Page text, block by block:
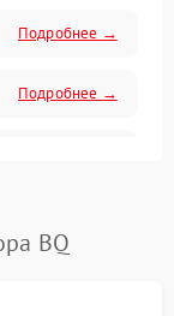
Подробнее →
Подробнее →
BQ